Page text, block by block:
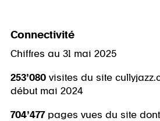
Connectivité
Chiffres au 31 mai 2025
253’080 visites du site
début mai 2024
704’477 pages vues du site dont